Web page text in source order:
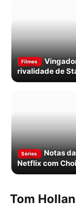
Filmes
rivalidade de
muda tudo
Séries
Notas
Netflix com
Tom